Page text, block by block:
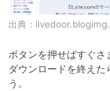
出典：
ボタンを押せばすぐ
ダウンロードを終え
う。